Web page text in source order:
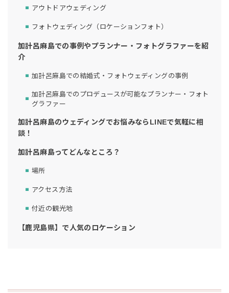
アウトドアウェディング
フォトウェディング（ロケーションフォト）
加計呂麻島での事例やプランナー・フォトグラファーを紹
介
加計呂麻島での結婚式・フォトウェディングの事例
加計呂麻島でのプロデュースが可能なプランナー・フォト
グラファー
加計呂麻島のウェディングでお悩みならLINEで気軽に相
談！
加計呂麻島ってどんなところ？
場所
アクセス方法
付近の観光地
【鹿児島県】で人気のロケーション